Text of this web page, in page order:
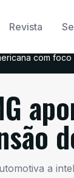
Revista
com
a